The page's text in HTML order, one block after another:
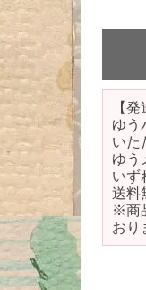
【
ゆう
いた
ゆう
いず
送料
※商
おり